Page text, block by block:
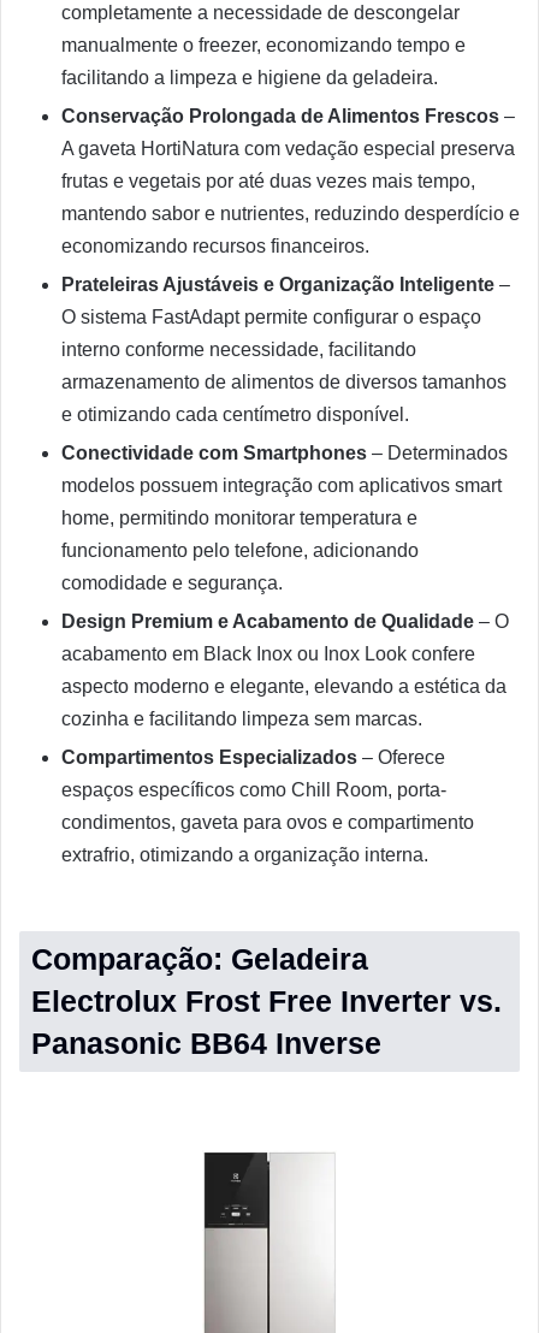
completamente a necessidade de descongelar
manualmente o freezer, economizando tempo e
facilitando a limpeza e higiene da geladeira.
Conservação Prolongada de Alimentos Frescos –
A gaveta HortiNatura com vedação especial preserva
frutas e vegetais por até duas vezes mais tempo,
mantendo sabor e nutrientes, reduzindo desperdício e
economizando recursos financeiros.
Prateleiras Ajustáveis e Organização Inteligente –
O sistema FastAdapt permite configurar o espaço
interno conforme necessidade, facilitando
armazenamento de alimentos de diversos tamanhos
e otimizando cada centímetro disponível.
Conectividade com Smartphones – Determinados
modelos possuem integração com aplicativos smart
home, permitindo monitorar temperatura e
funcionamento pelo telefone, adicionando
comodidade e segurança.
Design Premium e Acabamento de Qualidade – O
acabamento em Black Inox ou Inox Look confere
aspecto moderno e elegante, elevando a estética da
cozinha e facilitando limpeza sem marcas.
Compartimentos Especializados – Oferece
espaços específicos como Chill Room, porta-
condimentos, gaveta para ovos e compartimento
extrafrio, otimizando a organização interna.
Comparação: Geladeira
Electrolux Frost Free Inverter vs.
Panasonic BB64 Inverse